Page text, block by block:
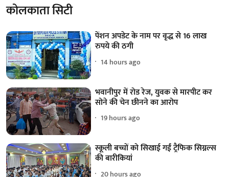
कोलकाता सिटी
पेंशन अपडेट के नाम पर वृद्ध से 16 लाख
रुपये की ठगी
14 hours ago
भवानीपुर में रोड रेज, युवक से मारपीट कर
सोने की चेन छीनने का आरोप
19 hours ago
स्कूली बच्चों को सिखाई गईं ट्रैफिक सिग्नल्स
की बारीकियां
20 hours ago